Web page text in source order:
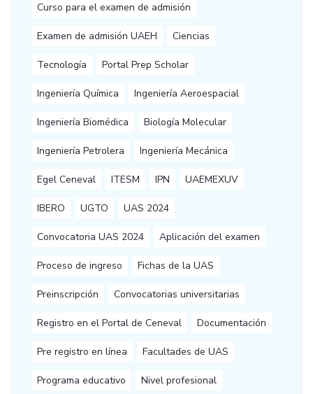
Curso para el examen de admisión
Examen de admisión UAEH Ciencias
Tecnología Portal Prep Scholar
Ingeniería Química Ingeniería Aeroespacial
Ingeniería Biomédica Biología Molecular
Ingeniería Petrolera Ingeniería Mecánica
Egel Ceneval ITESM IPN UAEMEXUV
IBERO UGTO UAS 2024
Convocatoria UAS 2024 Aplicación del examen
Proceso de ingreso Fichas de la UAS
Preinscripción Convocatorias universitarias
Registro en el Portal de Ceneval Documentación
Pre registro en línea Facultades de UAS
Programa educativo Nivel profesional